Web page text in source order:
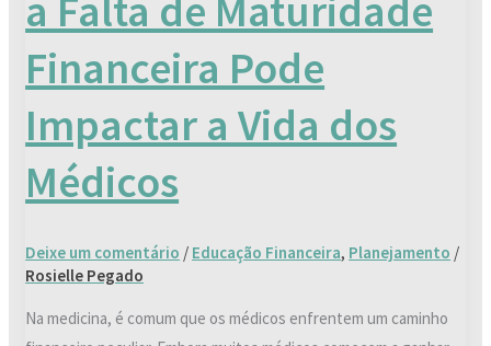
a Falta de Maturidade
Financeira Pode
Impactar a Vida dos
Médicos
Deixe um comentário / Educação Financeira, Planejamento /
Rosielle Pegado
Na medicina, é comum que os médicos enfrentem um caminho
dos
Médicos